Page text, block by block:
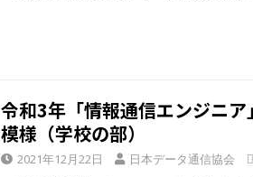
令和3年「情報通信エンジニ
模様（学校の部）
2021年12月22日 日本データ通信協会